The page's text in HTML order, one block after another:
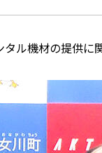
ル機材の提供に